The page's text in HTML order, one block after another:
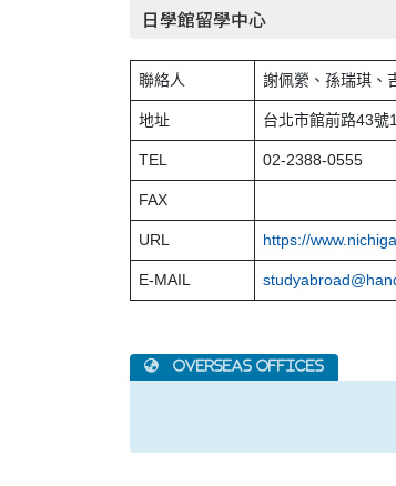
日學館留學中心
聯絡人 謝佩縈、孫瑞琪、
地址 台北市館前路43號
TEL 02-2388-0555
FAX
URL https://
E-MAIL